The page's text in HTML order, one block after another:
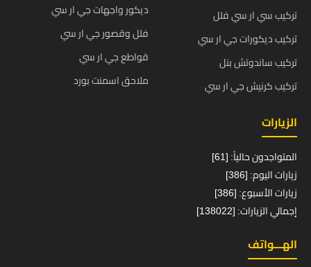
تركيب سي ار سي فلل
تركيب ديكورات جي ار سي
تركيب ساندوتش بنل
تركيب كرنيش جي ار سي
ديكور واجهات جي ار سي
فلل وقصور جي ار سي
قواطع جي ار سي
ملاحق اسمنت بورد
الزيارات
المتواجدون حالياً: [61]
زيارات اليوم: [386]
زيارات الأسبوع: [386]
إجمالي الزيارات: [138022]
الهـــواتف